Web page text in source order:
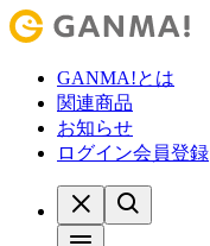
GANMA!とは
関連商品
お知らせ
ログイン会員登録